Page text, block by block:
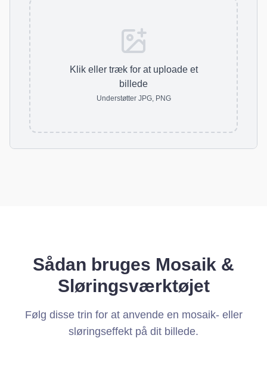
Klik eller træk for at uploade et
billede
Understøtter JPG, PNG
Sådan bruges Mosaik &
Sløringsværktøjet
Følg disse trin for at anvende en mosaik- eller
sløringseffekt på dit billede.